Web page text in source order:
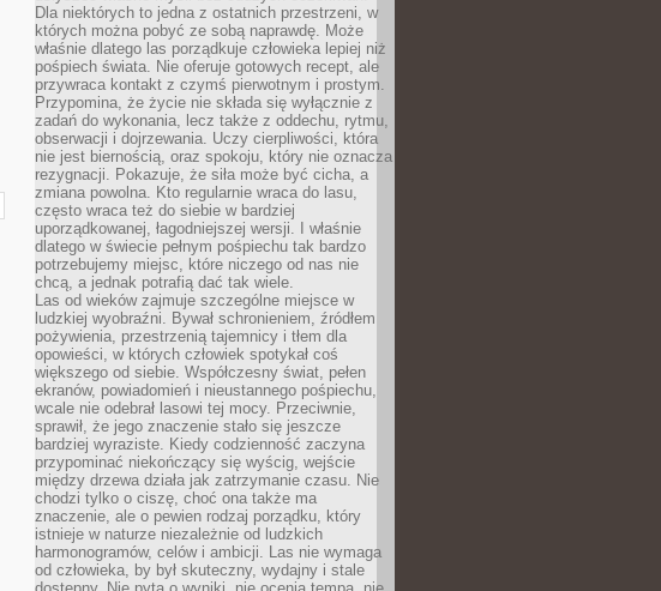
Dla niektórych to jedna z ostatnich przestrzeni, w
których można pobyć ze sobą naprawdę. Może
właśnie dlatego las porządkuje człowieka lepiej niż
pośpiech świata. Nie oferuje gotowych recept, ale
przywraca kontakt z czymś pierwotnym i prostym.
Przypomina, że życie nie składa się wyłącznie z
zadań do wykonania, lecz także z oddechu, rytmu,
obserwacji i dojrzewania. Uczy cierpliwości, która
nie jest biernością, oraz spokoju, który nie oznacza
rezygnacji. Pokazuje, że siła może być cicha, a
zmiana powolna. Kto regularnie wraca do lasu,
często wraca też do siebie w bardziej
uporządkowanej, łagodniejszej wersji. I właśnie
dlatego w świecie pełnym pośpiechu tak bardzo
potrzebujemy miejsc, które niczego od nas nie
chcą, a jednak potrafią dać tak wiele.
Las od wieków zajmuje szczególne miejsce w
ludzkiej wyobraźni. Bywał schronieniem, źródłem
pożywienia, przestrzenią tajemnicy i tłem dla
opowieści, w których człowiek spotykał coś
większego od siebie. Współczesny świat, pełen
ekranów, powiadomień i nieustannego pośpiechu,
wcale nie odebrał lasowi tej mocy. Przeciwnie,
sprawił, że jego znaczenie stało się jeszcze
bardziej wyraziste. Kiedy codzienność zaczyna
przypominać niekończący się wyścig, wejście
między drzewa działa jak zatrzymanie czasu. Nie
chodzi tylko o ciszę, choć ona także ma
znaczenie, ale o pewien rodzaj porządku, który
istnieje w naturze niezależnie od ludzkich
harmonogramów, celów i ambicji. Las nie wymaga
od człowieka, by był skuteczny, wydajny i stale